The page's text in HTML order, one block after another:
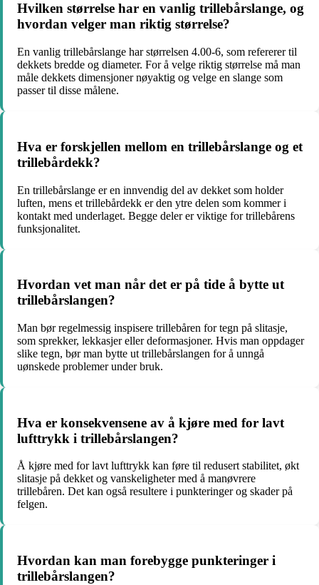
Hvilken størrelse har en vanlig trillebårslange, og
hvordan velger man riktig størrelse?
En vanlig trillebårslange har størrelsen 4.00-6, som refererer til
dekkets bredde og diameter. For å velge riktig størrelse må man
måle dekkets dimensjoner nøyaktig og velge en slange som
passer til disse målene.
Hva er forskjellen mellom en trillebårslange og et
trillebårdekk?
En trillebårslange er en innvendig del av dekket som holder
luften, mens et trillebårdekk er den ytre delen som kommer i
kontakt med underlaget. Begge deler er viktige for trillebårens
funksjonalitet.
Hvordan vet man når det er på tide å bytte ut
trillebårslangen?
Man bør regelmessig inspisere trillebåren for tegn på slitasje,
som sprekker, lekkasjer eller deformasjoner. Hvis man oppdager
slike tegn, bør man bytte ut trillebårslangen for å unngå
uønskede problemer under bruk.
Hva er konsekvensene av å kjøre med for lavt
lufttrykk i trillebårslangen?
Å kjøre med for lavt lufttrykk kan føre til redusert stabilitet, økt
slitasje på dekket og vanskeligheter med å manøvrere
trillebåren. Det kan også resultere i punkteringer og skader på
felgen.
Hvordan kan man forebygge punkteringer i
trillebårslangen?